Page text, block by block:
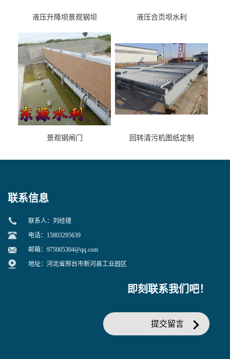
液压升降坝景观钢坝 液压合页坝水利
景观钢闸门 回转清污机图纸定制
联系信息
联系人：刘经理
电话：15803295639
邮箱： 975005304@qq.com
地址：河北省邢台市新河县工业园区
即刻联系我们吧！
提交留言